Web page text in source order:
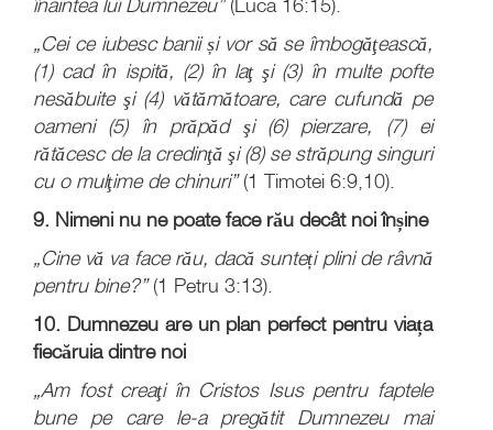
înaintea lui Dumnezeu”(Luca 16:15).
„Cei ce iubesc banii și vor să se îmbogăţească,
(1) cad în ispită, (2) în laţ şi (3) în multe pofte
nesăbuite şi (4) vătămătoare, care cufundă pe
oameni (5) în prăpăd şi (6) pierzare, (7) ei
rătăcesc de la credinţă şi (8) se străpung singuri
cu o mulţime de chinuri”(1 Timotei 6:9,10).
9. Nimeni nu ne poate face rău decât noi înșine
„Cine vă va face rău, dacă sunteți plini de râvnă
pentru bine?”(1 Petru 3:13).
10. Dumnezeu are un plan perfect pentru viața
fiecăruia dintre noi
„Am fost creaţi în Cristos Isus pentru faptele
bune pe care le-a pregătit Dumnezeu mai